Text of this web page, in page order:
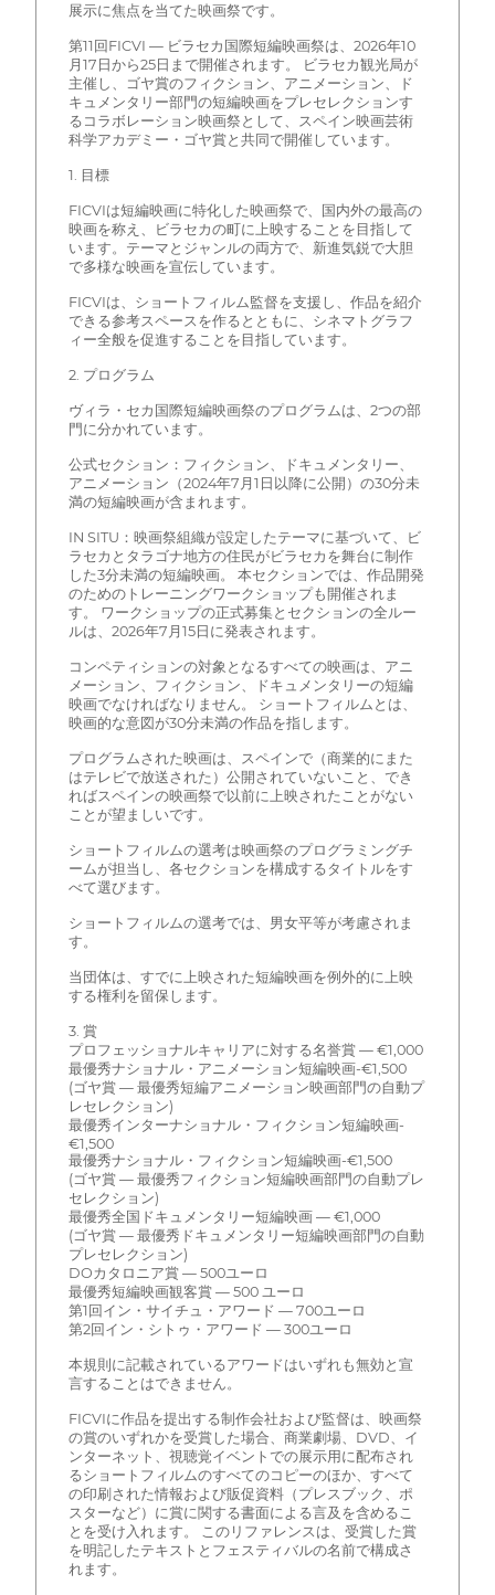
展示に焦点を当てた映画祭です。
第11回FICVI — ビラセカ国際短編映画祭は、2026年10
月17日から25日まで開催されます。 ビラセカ観光局が
主催し、ゴヤ賞のフィクション、アニメーション、ド
キュメンタリー部門の短編映画をプレセレクションす
るコラボレーション映画祭として、スペイン映画芸術
科学アカデミー・ゴヤ賞と共同で開催しています。
1. 目標
FICVIは短編映画に特化した映画祭で、国内外の最高の
映画を称え、ビラセカの町に上映することを目指して
います。テーマとジャンルの両方で、新進気鋭で大胆
で多様な映画を宣伝しています。
FICVIは、ショートフィルム監督を支援し、作品を紹介
できる参考スペースを作るとともに、シネマトグラフ
ィー全般を促進することを目指しています。
2. プログラム
ヴィラ・セカ国際短編映画祭のプログラムは、2つの部
門に分かれています。
公式セクション：フィクション、ドキュメンタリー、
アニメーション（2024年7月1日以降に公開）の30分未
満の短編映画が含まれます。
IN SITU：映画祭組織が設定したテーマに基づいて、ビ
ラセカとタラゴナ地方の住民がビラセカを舞台に制作
した3分未満の短編映画。 本セクションでは、作品開発
のためのトレーニングワークショップも開催されま
す。 ワークショップの正式募集とセクションの全ルー
ルは、2026年7月15日に発表されます。
コンペティションの対象となるすべての映画は、アニ
メーション、フィクション、ドキュメンタリーの短編
映画でなければなりません。 ショートフィルムとは、
映画的な意図が30分未満の作品を指します。
プログラムされた映画は、スペインで（商業的にまた
はテレビで放送された）公開されていないこと、でき
ればスペインの映画祭で以前に上映されたことがない
ことが望ましいです。
ショートフィルムの選考は映画祭のプログラミングチ
ームが担当し、各セクションを構成するタイトルをす
べて選びます。
ショートフィルムの選考では、男女平等が考慮されま
す。
当団体は、すでに上映された短編映画を例外的に上映
する権利を留保します。
3. 賞
プロフェッショナルキャリアに対する名誉賞 — €1,000
最優秀ナショナル・アニメーション短編映画-€1,500
(ゴヤ賞 — 最優秀短編アニメーション映画部門の自動プ
レセレクション)
最優秀インターナショナル・フィクション短編映画-
€1,500
最優秀ナショナル・フィクション短編映画-€1,500
(ゴヤ賞 — 最優秀フィクション短編映画部門の自動プレ
セレクション)
最優秀全国ドキュメンタリー短編映画 — €1,000
(ゴヤ賞 — 最優秀ドキュメンタリー短編映画部門の自動
プレセレクション)
DOカタロニア賞 — 500ユーロ
最優秀短編映画観客賞 — 500 ユーロ
第1回イン・サイチュ・アワード — 700ユーロ
第2回イン・シトゥ・アワード — 300ユーロ
本規則に記載されているアワードはいずれも無効と宣
言することはできません。
FICVIに作品を提出する制作会社および監督は、映画祭
の賞のいずれかを受賞した場合、商業劇場、DVD、イ
ンターネット、視聴覚イベントでの展示用に配布され
るショートフィルムのすべてのコピーのほか、すべて
の印刷された情報および販促資料（プレスブック、ポ
スターなど）に賞に関する書面による言及を含めるこ
とを受け入れます。 このリファレンスは、受賞した賞
を明記したテキストとフェスティバルの名前で構成さ
れます。